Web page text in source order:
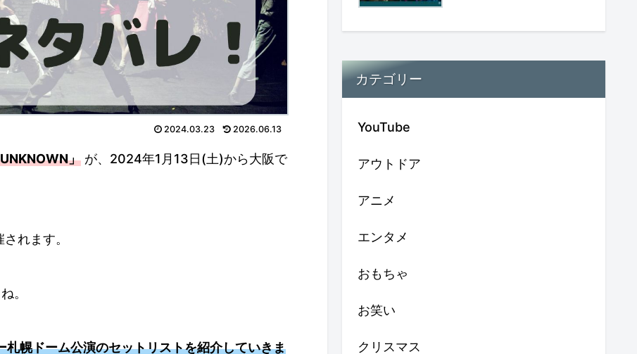
2024.03.23 2026.06.13
」 が、2024年1月13日(土)から大阪で
れます。
。
幌ドーム公演のセットリストを紹介していきま
カテゴリー
YouTube
アウトドア
アニメ
エンタメ
おもちゃ
お笑い
クリスマス